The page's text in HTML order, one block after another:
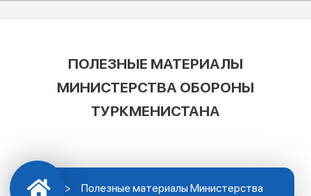
ПОЛЕЗНЫЕ МАТЕРИАЛЫ
МИНИСТЕРСТВА ОБОРОНЫ
ТУРКМЕНИСТАНА
>
Полезные материалы Министерства